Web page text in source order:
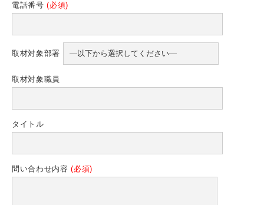
電話番号 (必須)
取材対象部署
取材対象職員
タイトル
問い合わせ内容(必須)